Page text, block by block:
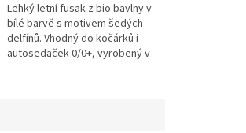
Lehký letní fusak z bio bavlny v
bílé barvě s motivem šedých
delfínů. Vhodný do kočárků i
autosedaček 0/0+, vyrobený v